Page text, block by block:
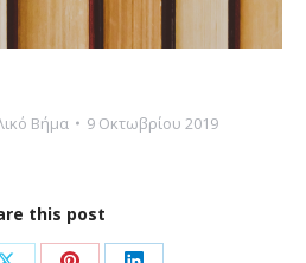
Βήμα 9 Οκτωβρίου 2019
this post